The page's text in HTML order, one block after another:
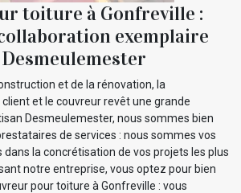
toiture à Gonfreville :
exemplaire
et de la rénovation, la
et le couvreur revêt une grande
Desmeulemester, nous sommes bien
de services : nous sommes vos
dans la concrétisation de vos projets les plus
notre entreprise, vous optez pour bien
pour toiture à Gonfreville : vous